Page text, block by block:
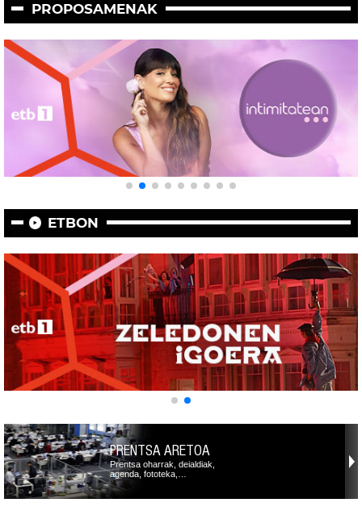
PROPOSAMENAK
ETBON
PRENTSA ARETOA
Prentsa oharrak, deialdiak,
agenda, fototeka,…